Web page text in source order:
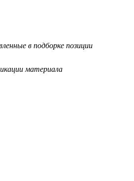
в подборке позиции
материала